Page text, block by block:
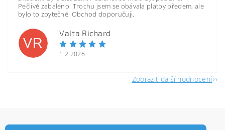
Pečlivě zabaleno. Trochu jsem se obávala platby předem, ale
bylo to zbytečné. Obchod doporučuji.
VR
Valta Richard
1.2.2026
Zobrazit další hodnocení